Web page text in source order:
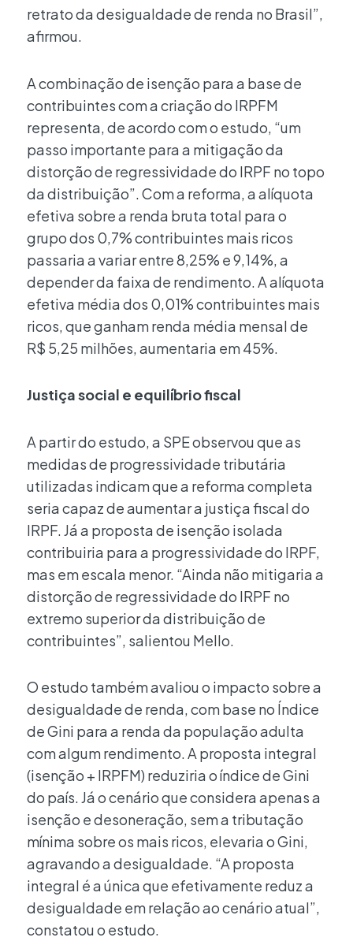
retrato da desigualdade de renda no Brasil”,
afirmou.
A combinação de isenção para a base de
contribuintes com a criação do IRPFM
representa, de acordo com o estudo, “um
passo importante para a mitigação da
distorção de regressividade do IRPF no topo
da distribuição”. Com a reforma, a alíquota
efetiva sobre a renda bruta total para o
grupo dos 0,7% contribuintes mais ricos
passaria a variar entre 8,25% e 9,14%, a
depender da faixa de rendimento. A alíquota
efetiva média dos 0,01% contribuintes mais
ricos, que ganham renda média mensal de
R$ 5,25 milhões, aumentaria em 45%.
Justiça social e equilíbrio fiscal
A partir do estudo, a SPE observou que as
medidas de progressividade tributária
utilizadas indicam que a reforma completa
seria capaz de aumentar a justiça fiscal do
IRPF. Já a proposta de isenção isolada
contribuiria para a progressividade do IRPF,
mas em escala menor. “Ainda não mitigaria a
distorção de regressividade do IRPF no
extremo superior da distribuição de
contribuintes”, salientou Mello.
O estudo também avaliou o impacto sobre a
desigualdade de renda, com base no Índice
de Gini para a renda da população adulta
com algum rendimento. A proposta integral
(isenção + IRPFM) reduziria o índice de Gini
do país. Já o cenário que considera apenas a
isenção e desoneração, sem a tributação
mínima sobre os mais ricos, elevaria o Gini,
agravando a desigualdade. “A proposta
integral é a única que efetivamente reduz a
desigualdade em relação ao cenário atual”,
constatou o estudo.